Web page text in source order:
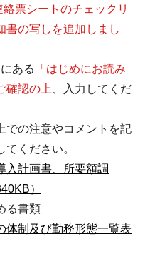
絡票シートのチェックリ
書の写しを追加しまし
ある
「はじめにお読み
確認の上
、入力してくだ
での注意やコメントを記
てください。
入計画書、所要額調
）
る書類
体制及び勤務形態一覧表